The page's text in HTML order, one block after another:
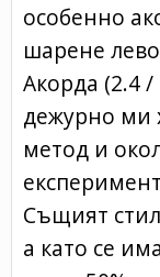
особенно
шарене
Акорда (2.4
дежурно ми
метод и
Същият
а като се